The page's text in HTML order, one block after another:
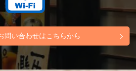
問い合わせはこちらから